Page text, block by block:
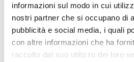
informazioni sul modo in cui
nostri partner che si occupano di
pubblicità e social media, i quali
con altre informazioni che ha
raccolto dal suo utilizzo dei loro